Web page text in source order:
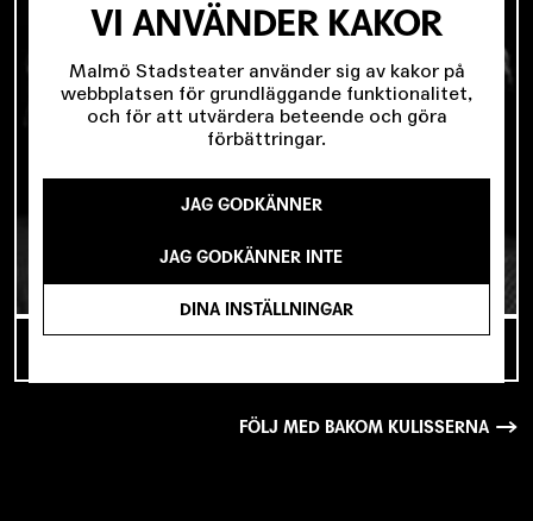
FÖLJ MED BAKOM KULISSERNA
VI ANVÄNDER KAKOR
Malmö Stadsteater använder sig av kakor på
webbplatsen för grundläggande funktionalitet,
och för att utvärdera beteende och göra
förbättringar.
JAG GODKÄNNER
JAG GODKÄNNER INTE
DINA INSTÄLLNINGAR